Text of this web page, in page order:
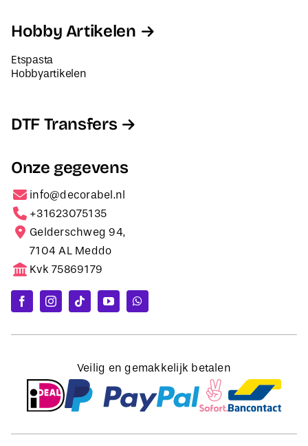
Hobby Artikelen
Etspasta
Hobbyartikelen
DTF Transfers
Onze gegevens
info@decorabel.nl
+31623075135
Gelderschweg 94,
7104 AL Meddo
Kvk 75869179
Veilig en gemakkelijk betalen